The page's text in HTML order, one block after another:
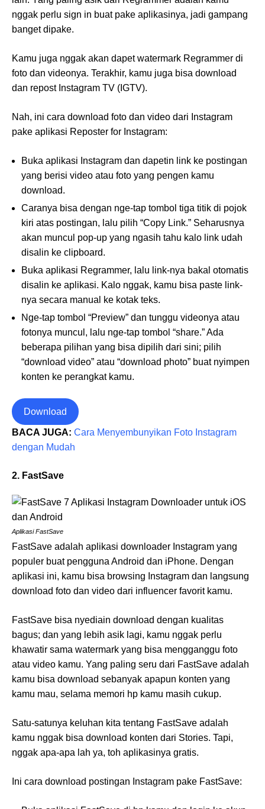
nggak perlu sign in buat pake aplikasinya, jadi gampang
banget dipake.
Kamu juga nggak akan dapet watermark Regrammer di
foto dan videonya. Terakhir, kamu juga bisa download
dan repost Instagram TV (IGTV).
Nah, ini cara download foto dan video dari Instagram
pake aplikasi Reposter for Instagram:
Buka aplikasi Instagram dan dapetin link ke postingan
yang berisi video atau foto yang pengen kamu
download.
Caranya bisa dengan nge-tap tombol tiga titik di pojok
kiri atas postingan, lalu pilih “Copy Link.” Seharusnya
akan muncul pop-up yang ngasih tahu kalo link udah
disalin ke clipboard.
Buka aplikasi Regrammer, lalu link-nya bakal otomatis
disalin ke aplikasi. Kalo nggak, kamu bisa paste link-
nya secara manual ke kotak teks.
Nge-tap tombol “Preview” dan tunggu videonya atau
fotonya muncul, lalu nge-tap tombol “share.” Ada
beberapa pilihan yang bisa dipilih dari sini; pilih
“download video” atau “download photo” buat nyimpen
konten ke perangkat kamu.
Download
BACA JUGA: Cara Menyembunyikan Foto Instagram
dengan Mudah
2. FastSave
Aplikasi FastSave
FastSave adalah aplikasi downloader Instagram yang
populer buat pengguna Android dan iPhone. Dengan
aplikasi ini, kamu bisa browsing Instagram dan langsung
download foto dan video dari influencer favorit kamu.
FastSave bisa nyediain download dengan kualitas
bagus; dan yang lebih asik lagi, kamu nggak perlu
khawatir sama watermark yang bisa mengganggu foto
atau video kamu. Yang paling seru dari FastSave adalah
kamu bisa download sebanyak apapun konten yang
kamu mau, selama memori hp kamu masih cukup.
Satu-satunya keluhan kita tentang FastSave adalah
kamu nggak bisa download konten dari Stories. Tapi,
nggak apa-apa lah ya, toh aplikasinya gratis.
Ini cara download postingan Instagram pake FastSave: